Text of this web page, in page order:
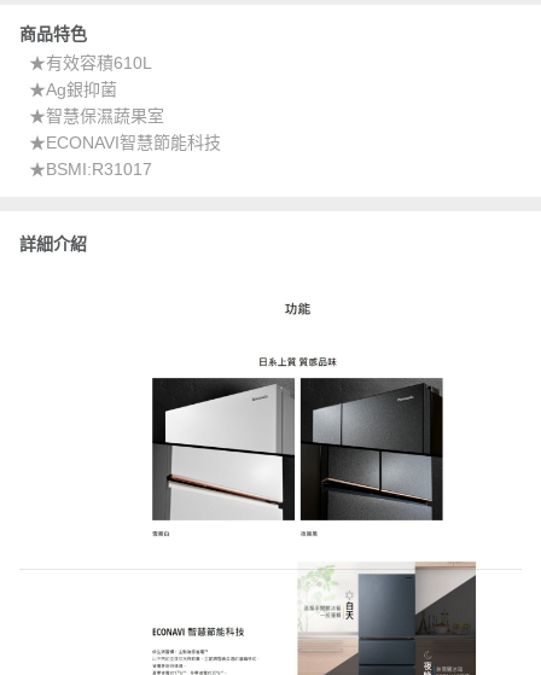
商品特色
★有效容積610L
★Ag銀抑菌
★智慧保濕蔬果室
★ECONAVI智慧節能科技
★BSMI:R31017
詳細介紹